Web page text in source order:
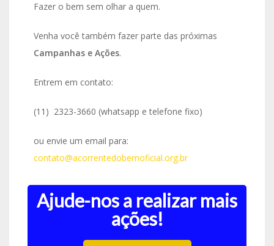
Fazer o bem sem olhar a quem.
Venha você também fazer parte das próximas
Campanhas e Ações.
Entrem em contato:
(11) 2323-3660 (whatsapp e telefone fixo)
ou envie um email para:
contato@acorrentedobemoficial.org.br
Ajude-nos a realizar mais
ações!